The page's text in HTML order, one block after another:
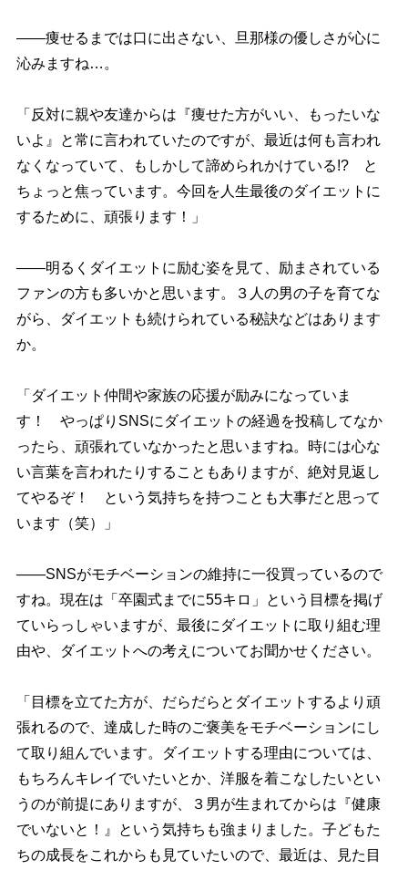
――痩せるまでは口に出さない、旦那様の優しさが心に
沁みますね…。
「反対に親や友達からは『痩せた方がいい、もったいな
いよ』と常に言われていたのですが、最近は何も言われ
なくなっていて、もしかして諦められかけている!? と
ちょっと焦っています。今回を人生最後のダイエットに
するために、頑張ります！」
――明るくダイエットに励む姿を見て、励まされている
ファンの方も多いかと思います。３人の男の子を育てな
がら、ダイエットも続けられている秘訣などはあります
か。
「ダイエット仲間や家族の応援が励みになっていま
す！ やっぱりSNSにダイエットの経過を投稿してなか
ったら、頑張れていなかったと思いますね。時には心な
い言葉を言われたりすることもありますが、絶対見返し
てやるぞ！ という気持ちを持つことも大事だと思って
います（笑）」
――SNSがモチベーションの維持に一役買っているので
すね。現在は「卒園式までに55キロ」という目標を掲げ
ていらっしゃいますが、最後にダイエットに取り組む理
由や、ダイエットへの考えについてお聞かせください。
「目標を立てた方が、だらだらとダイエットするより頑
張れるので、達成した時のご褒美をモチベーションにし
て取り組んでいます。ダイエットする理由については、
もちろんキレイでいたいとか、洋服を着こなしたいとい
うのが前提にありますが、３男が生まれてからは『健康
でいないと！』という気持ちも強まりました。子どもた
ちの成長をこれからも見ていたいので、最近は、見た目